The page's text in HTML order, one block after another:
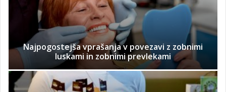
Najpogostejša vprašanja v povezavi z zobnimi
luskami in zobnimi prevlekami